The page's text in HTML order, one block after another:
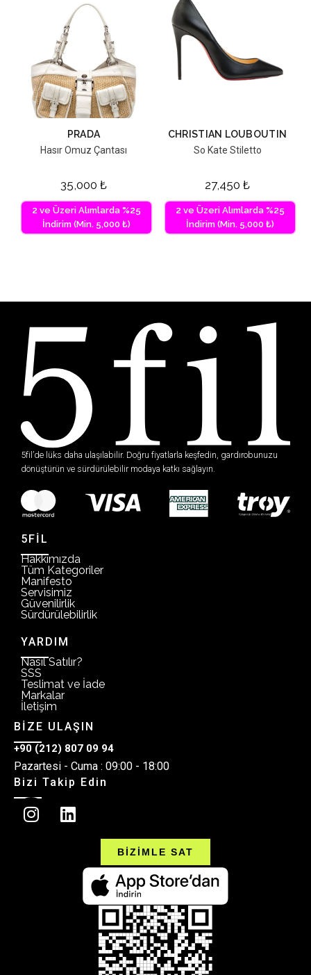
PRADA
Hasır Omuz Çantası
35,000 ₺
2 ve Üzeri Alımlarda %25
İndirim (Min. 5,000 ₺)
CHRISTIAN LOUBOUTIN
So Kate Stiletto
27,450 ₺
2 ve Üzeri Alımlarda %25
İndirim (Min. 5,000 ₺)
5fil’de lüks daha ulaşılabilir. Doğru fiyatlarla keşfedin, gardırobunuzu
dönüştürün ve sürdürülebilir modaya katkı sağlayın.
5FİL
Hakkımızda
Tüm Kategoriler
Manifesto
Servisimiz
Güvenilirlik
Sürdürülebilirlik
YARDIM
Nasıl Satılır?
SSS
Teslimat ve İade
Markalar
İletişim
BİZE ULAŞIN
+90 (212) 807 09 94
Pazartesi - Cuma : 09:00 - 18:00
Bizi Takip Edin
BİZİMLE SAT